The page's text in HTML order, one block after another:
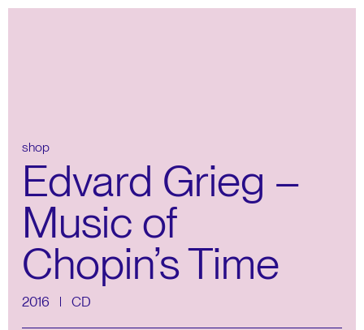
shop
Edvard Grieg –
Music of
Chopin’s Time
2016 CD